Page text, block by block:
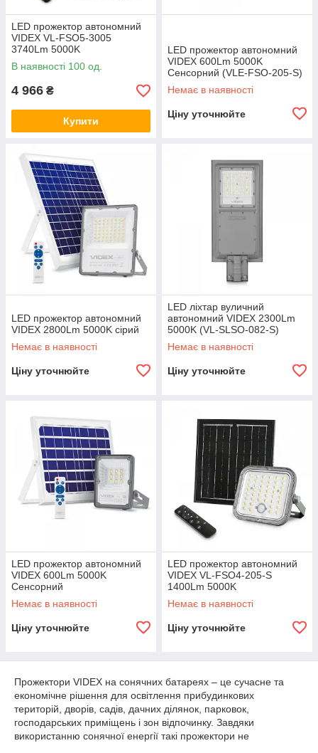
LED прожектор автономний
VIDEX VL-FSO5-3005
3740Lm 5000K
В наявності 100 од.
4 966 ₴
Купити
LED прожектор автономний
VIDEX 600Lm 5000K
Сенсорний (VLE-FSO-205-S)
Немає в наявності
Ціну уточнюйте
LED прожектор автономний
VIDEX 2800Lm 5000K сірий
Немає в наявності
Ціну уточнюйте
LED ліхтар вуличний
автономний VIDEX 2300Lm
5000K (VL-SLSO-082-S)
Немає в наявності
Ціну уточнюйте
LED прожектор автономний
VIDEX 600Lm 5000K
Сенсорний
Немає в наявності
Ціну уточнюйте
LED прожектор автономний
VIDEX VL-FSO4-205-S
1400Lm 5000K
Немає в наявності
Ціну уточнюйте
Прожектори VIDEX на сонячних батареях – це сучасне та
економічне рішення для освітлення прибудинкових
територій, дворів, садів, дачних ділянок, парковок,
господарських приміщень і зон відпочинку. Завдяки
використанню сонячної енергії такі прожектори не